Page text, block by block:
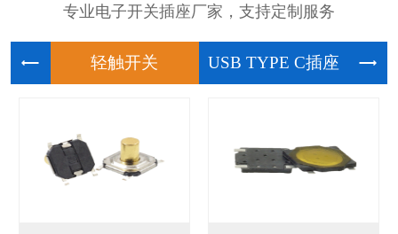
专业电子开关插座厂家，支持定制服务
轻触开关 USB